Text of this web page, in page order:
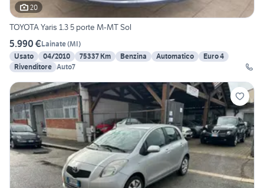
20
TOYOTA Yaris 1.3 5 porte M-MT Sol
5.990 €Lainate(MI)
Usato
04/2010 75337 Km Benzina Automatico
Euro 4
Rivenditore Auto7